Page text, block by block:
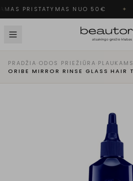
PRISTATYMAS NUO 50€ ✦
PRADŽIA·ODOS PRIEŽIŪRA·PLAUKAMS